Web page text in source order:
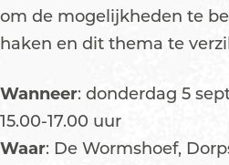
om de mogelijkheden te
haken en dit thema te
Wanneer: donderdag 5
15.00-17.00 uur
Waar: De Wormshoef,